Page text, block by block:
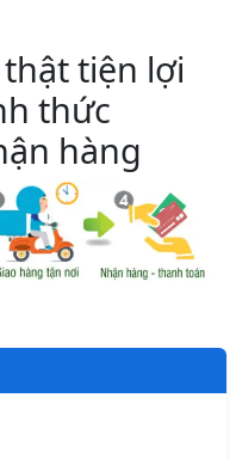
tiện lợi
thức
hàng